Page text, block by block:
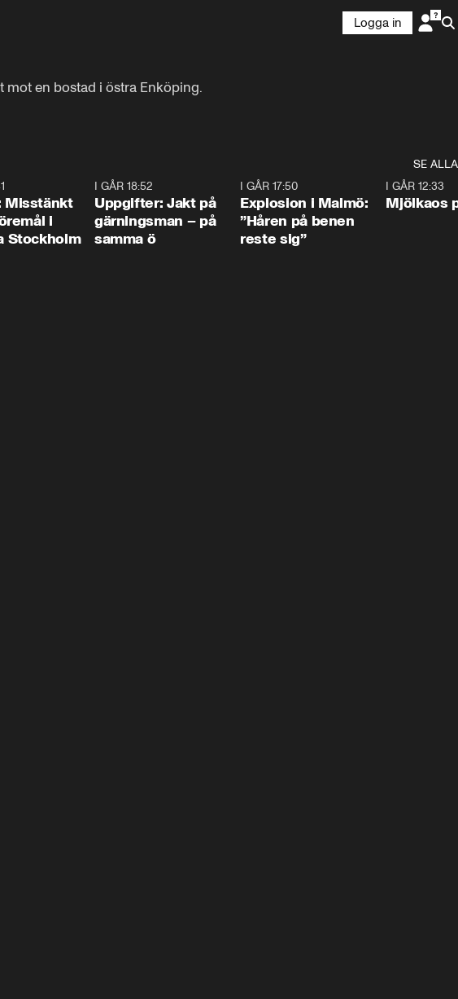
Logga in
mot en bostad i östra Enköping.
SE ALLA
Misstänkt
i
Stockholm
I GÅR 18:52
Uppgifter: Jakt på
gärningsman – på
samma ö
I GÅR 17:50
Explosion i Malmö:
”Håren på benen
reste sig”
I GÅR 12:33
Mjölkaos